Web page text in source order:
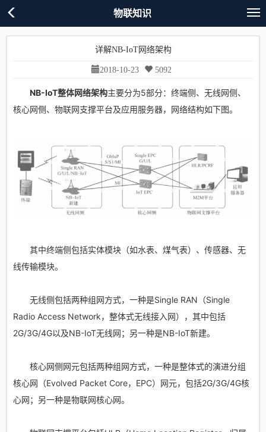
物联知识
详解NB-IoT网络架构
2018-10-23 5092
NB-IoT整体网络架构主要分为5部分：终端侧、无线网侧、
核心网侧、物联网支撑平台及应用服务器，网络结构如下图。
其中终端侧包括实体模块（如水表、煤气表）、传感器、无
线传输模块。
无线侧包括两种组网方式，一种是Single RAN（Single
Radio Access Network，整体式无线接入网），其中包括
2G/3G/4G以及NB-IoT无线网；另一种是NB-IoT新建。
核心网侧网元包括两种组网方式，一种是整体式的演进分组
核心网（Evolved Packet Core，EPC）网元，包括2G/3G/4G核
心网；另一种是物联网核心网。